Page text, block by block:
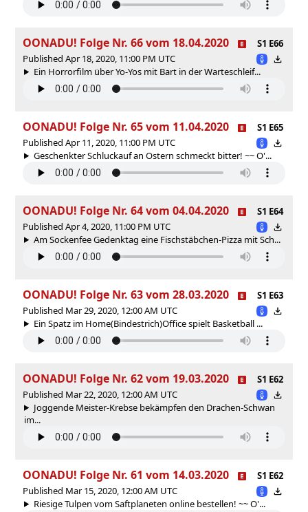
OONADU! Folge Nr. 66 vom 18.04.2020
S1 E66
Published Apr 18, 2020, 11:00 PM UTC
Ein Horrorfilm über Yo-Yos mit Bart in der Warteschleif...
OONADU! Folge Nr. 65 vom 11.04.2020
S1 E65
Published Apr 11, 2020, 11:00 PM UTC
Geschenkter Schluckauf an Ostern schmeckt bitter! ~~ O'...
OONADU! Folge Nr. 64 vom 04.04.2020
S1 E64
Published Apr 4, 2020, 11:00 PM UTC
Am Sockenfee Gedenktag eine Fischstäbchen-Pizza mit Sch...
OONADU! Folge Nr. 63 vom 28.03.2020
S1 E63
Published Mar 29, 2020, 12:00 AM UTC
Ein Spatz im Home(Bindestrich)Office spielt Basketball ...
OONADU! Folge Nr. 62 vom 19.03.2020
S1 E62
Published Mar 22, 2020, 12:00 AM UTC
Joggende Meister-Krebse bekämpfen den Drachen-Schwan
im...
OONADU! Folge Nr. 61 vom 14.03.2020
S1 E62
Published Mar 15, 2020, 12:00 AM UTC
Riesige Tulpen vom Saftplaneten online bestellen! ~~ O'...